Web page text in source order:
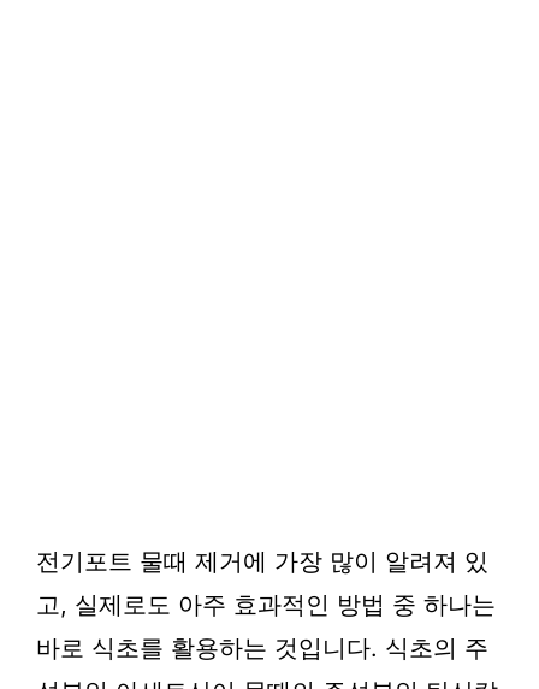
전기포트 물때 제거에 가장 많이 알려져 있
고, 실제로도 아주 효과적인 방법 중 하나는
바로 식초를 활용하는 것입니다. 식초의 주